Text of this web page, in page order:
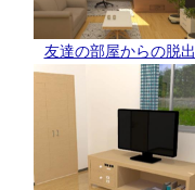
友達の部屋からの脱出